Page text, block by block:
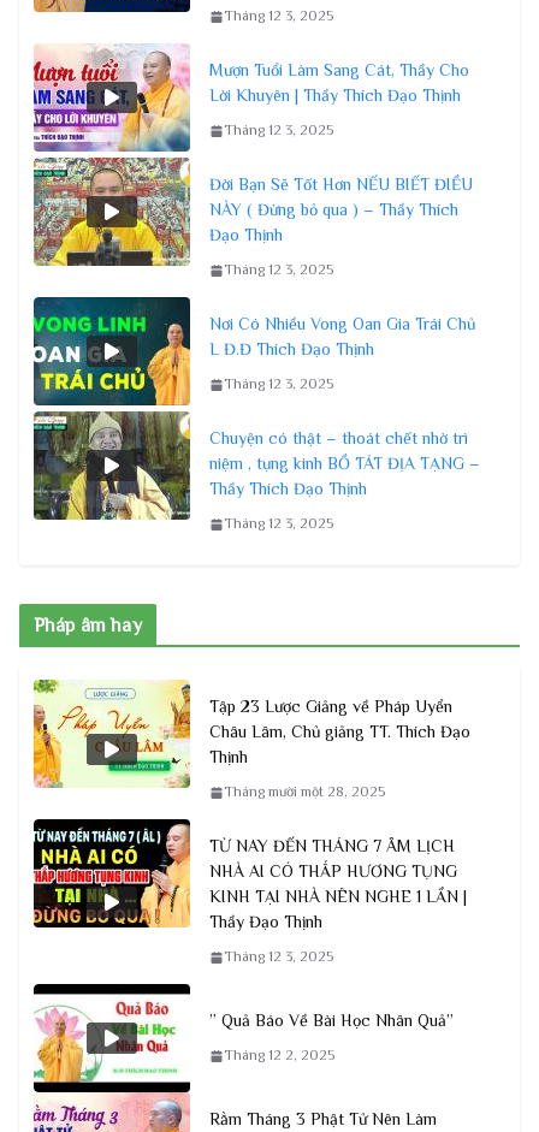
Tháng 12 3, 2025
Mượn Tuổi Làm Sang Cát, Thầy Cho
Lời Khuyên | Thầy Thích Đạo Thịnh
Tháng 12 3, 2025
Đời Bạn Sẽ Tốt Hơn NẾU BIẾT ĐIỀU
NÀY ( Đừng bỏ qua ) – Thầy Thích
Đạo Thịnh
Tháng 12 3, 2025
Nơi Có Nhiều Vong Oan Gia Trái Chủ
L Đ.Đ Thích Đạo Thịnh
Tháng 12 3, 2025
Chuyện có thật – thoát chết nhờ trì
niệm , tụng kinh BỒ TÁT ĐỊA TẠNG –
Thầy Thích Đạo Thịnh
Tháng 12 3, 2025
Pháp âm hay
Tập 23 Lược Giảng về Pháp Uyển
Châu Lâm, Chủ giảng TT. Thích Đạo
Thịnh
Tháng mười một 28, 2025
TỪ NAY ĐẾN THÁNG 7 ÂM LỊCH
NHÀ AI CÓ THẮP HƯƠNG TỤNG
KINH TẠI NHÀ NÊN NGHE 1 LẦN |
Thầy Đạo Thịnh
Tháng 12 3, 2025
” Quả Báo Về Bài Học Nhân Quả”
Tháng 12 2, 2025
Rằm Tháng 3 Phật Tử Nên Làm